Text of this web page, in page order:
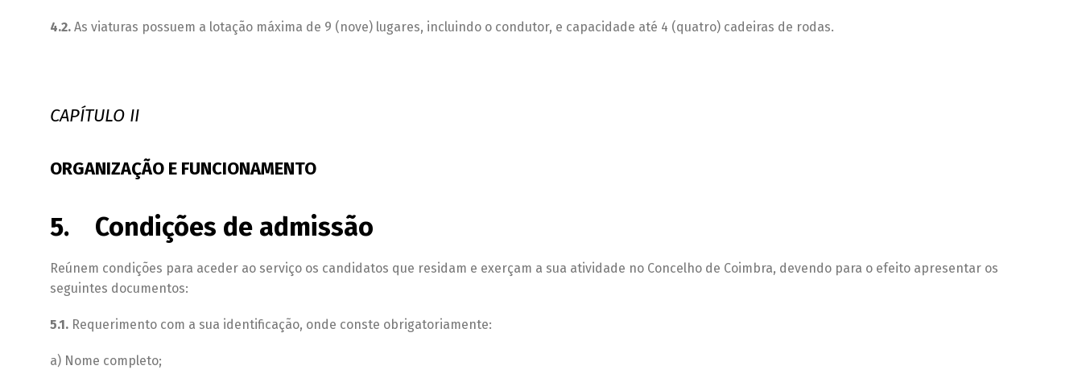
4.2. As viaturas possuem a lotação máxima de 9 (nove) lugares, incluindo o condutor, e capacidade até 4 (quatro) cadeiras de rodas.
CAPÍTULO II
ORGANIZAÇÃO E FUNCIONAMENTO
5. Condições de admissão
Reúnem condições para aceder ao serviço os candidatos que residam e exerçam a sua atividade no Concelho de Coimbra, devendo para o efeito apresentar os
seguintes documentos:
5.1. Requerimento com a sua identificação, onde conste obrigatoriamente:
a) Nome completo;